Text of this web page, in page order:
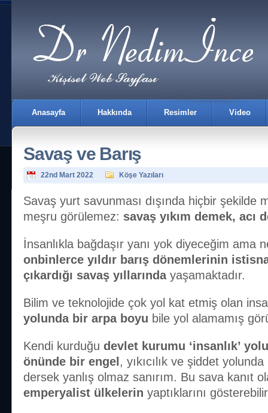
Anasayfa Hakkında Resimler Video
İletişim
Savaş ve Barış
22nd Mart 2022 Köşe Yazıları
Savaş yurt savunması dışında hiçbir şekilde
meşru görülemez: savaş yıkım demek,
İnsanlıkla bağdaşır yanı yok diyeceğim ama
onbinlerce yıldır barış dönemlerinin
çıkardığı savaş yıllarında yaşamaktadır.
Bilim ve teknolojide çok yol kat etmiş olan
yolunda bir arpa boyu bile yol alamamış
Kendi kurduğu devlet kurumu ‘insanlık’
önünde bir engel , yıkıcılık ve şiddet
dersek yanlış olmaz sanırım. Bu sava kanıt
emperyalist ülkelerin yaptıklarını